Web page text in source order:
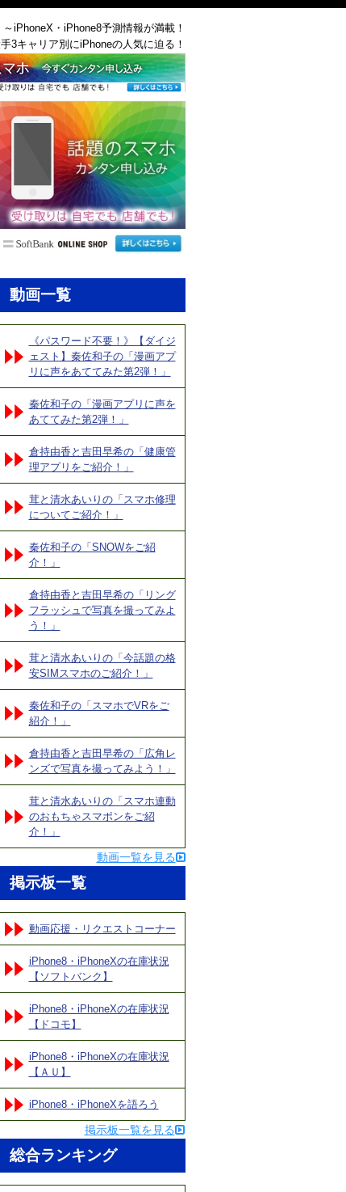
iPhoneX・iPhone8予測情報が満載！
3キャリア別にiPhoneの人気に迫る！
動画一覧
《パスワード不要！》【ダイジ
ェスト】秦佐和子の「漫画アプ
リに声をあててみた第2弾！」
秦佐和子の「漫画アプリに声を
あててみた第2弾！」
倉持由香と吉田早希の「健康管
理アプリをご紹介！」
茸と清水あいりの「スマホ修理
についてご紹介！」
秦佐和子の「SNOWをご紹
介！」
倉持由香と吉田早希の「リング
フラッシュで写真を撮ってみよ
う！」
茸と清水あいりの「今話題の格
安SIMスマホのご紹介！」
秦佐和子の「スマホでVRをご
紹介！」
倉持由香と吉田早希の「広角レ
ンズで写真を撮ってみよう！」
茸と清水あいりの「スマホ連動
のおもちゃスマポンをご紹
介！」
動画一覧を見る
掲示板一覧
動画応援・リクエストコーナー
iPhone8・iPhoneXの在庫状況
【ソフトバンク】
iPhone8・iPhoneXの在庫状況
【ドコモ】
iPhone8・iPhoneXの在庫状況
【ＡＵ】
iPhone8・iPhoneXを語ろう
掲示板一覧を見る
総合ランキング